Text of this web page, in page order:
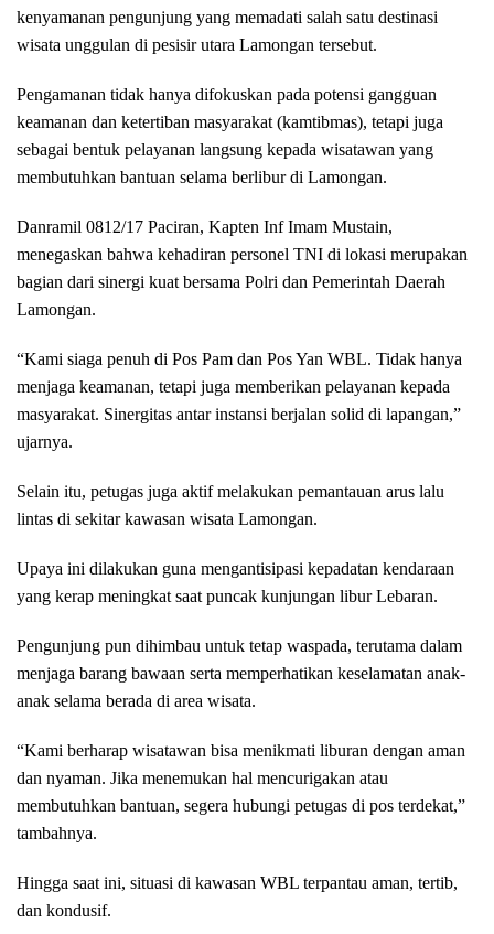
kenyamanan pengunjung yang memadati salah satu destinasi
wisata unggulan di pesisir utara Lamongan tersebut.
Pengamanan tidak hanya difokuskan pada potensi gangguan
keamanan dan ketertiban masyarakat (kamtibmas), tetapi juga
sebagai bentuk pelayanan langsung kepada wisatawan yang
membutuhkan bantuan selama berlibur di Lamongan.
Danramil 0812/17 Paciran, Kapten Inf Imam Mustain,
menegaskan bahwa kehadiran personel TNI di lokasi merupakan
bagian dari sinergi kuat bersama Polri dan Pemerintah Daerah
Lamongan.
“Kami siaga penuh di Pos Pam dan Pos Yan WBL. Tidak hanya
menjaga keamanan, tetapi juga memberikan pelayanan kepada
masyarakat. Sinergitas antar instansi berjalan solid di lapangan,”
ujarnya.
Selain itu, petugas juga aktif melakukan pemantauan arus lalu
lintas di sekitar kawasan wisata Lamongan.
Upaya ini dilakukan guna mengantisipasi kepadatan kendaraan
yang kerap meningkat saat puncak kunjungan libur Lebaran.
Pengunjung pun dihimbau untuk tetap waspada, terutama dalam
menjaga barang bawaan serta memperhatikan keselamatan anak-
anak selama berada di area wisata.
“Kami berharap wisatawan bisa menikmati liburan dengan aman
dan nyaman. Jika menemukan hal mencurigakan atau
membutuhkan bantuan, segera hubungi petugas di pos terdekat,”
tambahnya.
Hingga saat ini, situasi di kawasan WBL terpantau aman, tertib,
dan kondusif.